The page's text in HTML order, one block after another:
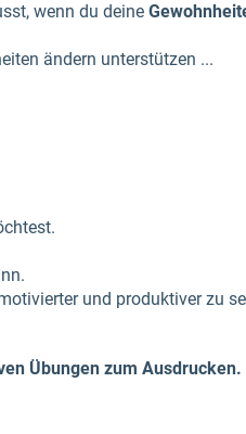
wenn du deine
ändern unterstützen ...
und produktiver zu
Übungen zum Ausdrucken.